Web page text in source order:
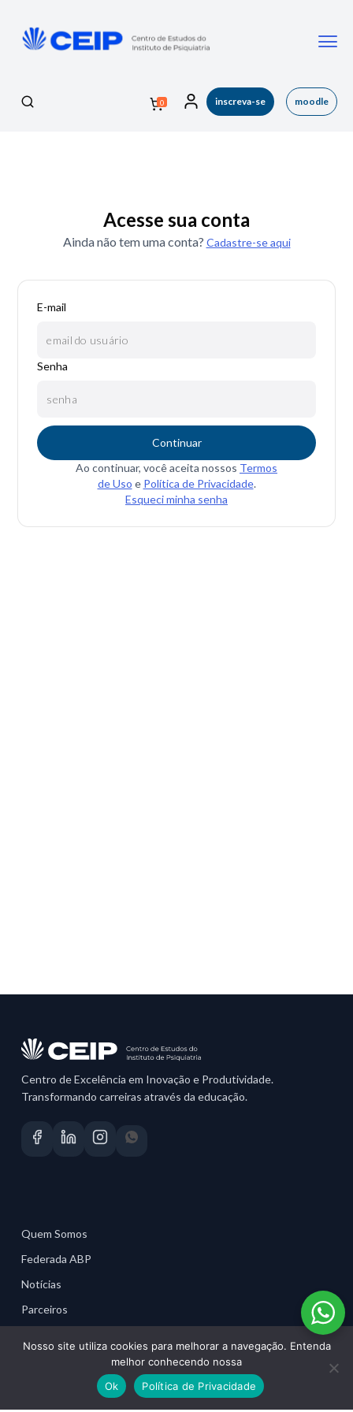
0 inscreva-se moodle
Acesse sua conta
Ainda não tem uma conta? Cadastre-se aqui
E-mail
Senha
Continuar
Ao continuar, você aceita nossos Termos
de Uso e Política de Privacidade.
Esqueci minha senha
Centro de Excelência em Inovação e Produtividade.
Transformando carreiras através da educação.
Quem Somos
Federada ABP
Notícias
Parceiros
Nosso site utiliza cookies para melhorar a navegação. Entenda
melhor conhecendo nossa
Ok
Política de Privacidade